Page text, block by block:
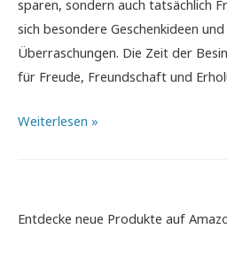
sparen, sondern auch tatsächlich
sich besondere Geschenkideen
Überraschungen. Die Zeit der
für Freude, Freundschaft und
Jetzt
und
Weiterlesen »
Entdecke neue Produkte auf